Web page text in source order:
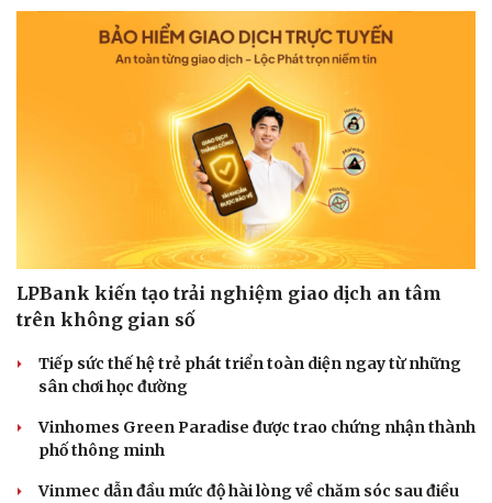
LPBank kiến tạo trải nghiệm giao dịch an tâm
trên không gian số
Tiếp sức thế hệ trẻ phát triển toàn diện ngay từ những
sân chơi học đường
Vinhomes Green Paradise được trao chứng nhận thành
phố thông minh
Vinmec dẫn đầu mức độ hài lòng về chăm sóc sau điều